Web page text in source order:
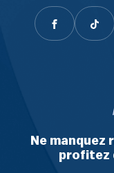
Ne
profitez